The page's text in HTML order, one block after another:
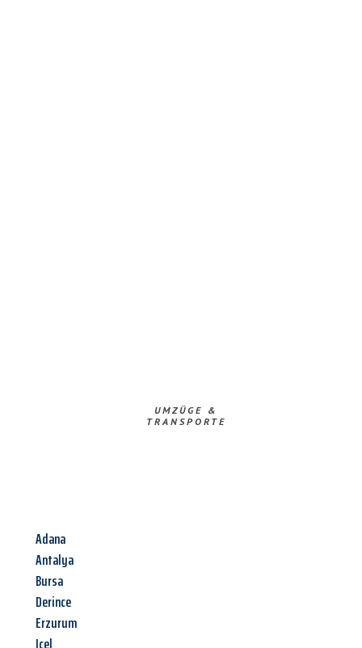
UMZÜGE &
TRANSPORTE
Adana
Antalya
Bursa
Derince
Erzurum